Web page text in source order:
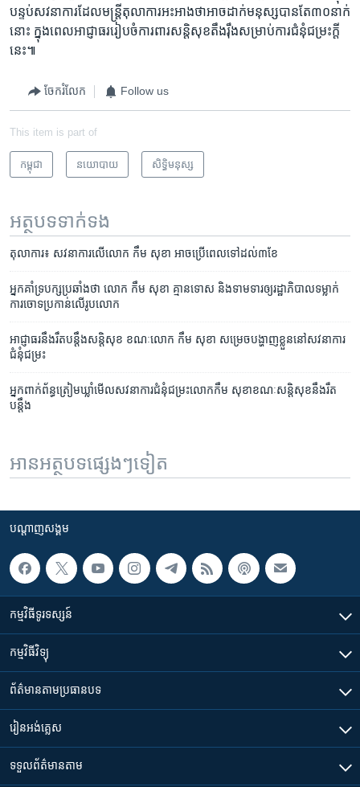
បន្ទប់​សវនាការ​ដែល​មន្ត្រី​តុលាការ​អះអាង​ថា​អាច​ដាក់​មនុស្ស​បាន​តែ​៣០នាក់​
នោះ​ ក្នុង​ពេលអាជ្ញាធរ​រៀបចំ​ការពារ​សន្តិសុខ​តឹងរ៉ឹង​សម្រាប់​ការ​ជំនុំជម្រះក្ដី​
នេះ៕
ចែករំលែក Follow us
This item is part of
កម្ពុជា នយោបាយ សិទ្ធិ​មនុស្ស
អត្ថបទ​ទាក់ទង
តុលាការ៖ សវនាការ​លើ​លោក កឹម សុខា អាច​ប្រើ​ពេល​ទៅ​ដល់​៣​ខែ
អ្នក​គាំទ្រ​បក្ស​ប្រឆាំង​ថា លោក កឹម សុខា គ្មាន​ទោស និង​ទាម​ទារ​​​ឲ្យ​រដ្ឋាភិបាល​ទម្លាក់​
ការ​ចោទ​ប្រកាន់​លើ​រូបលោក
អាជ្ញាធរ​នឹង​រឹត​បន្តឹង​សន្តិសុខ ខណៈ​លោក​ កឹម សុខា សម្រេច​បង្ហាញ​ខ្លួន​នៅ​សវនាការ​
ជំនុំជម្រះ
អ្នក​ពាក់ព័ន្ធ​ត្រៀម​ឃ្លាំមើល​សវនាការ​ជំនុំជម្រះ​លោក​កឹម សុខា​ខណៈ​សន្តិសុខ​នឹង​រឹត​
បន្តឹង
អានអត្ថបទផ្សេងៗទៀត
បណ្តាញ​សង្គម
កម្មវិធី​ទូរទស្សន៍
កម្មវិធី​វិទ្យុ
ព័ត៌មាន​តាមប្រធានបទ​
រៀន​​អង់គ្លេស
ទទួល​ព័ត៌មាន​តាម